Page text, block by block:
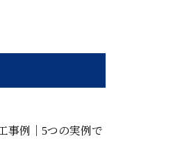
事例｜5つの実例で